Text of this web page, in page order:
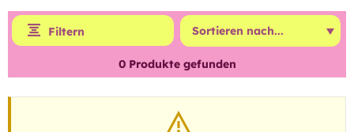
Filtern
0Produkte gefunden